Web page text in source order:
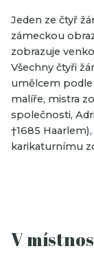
Jeden ze čtyř
zámeckou
zobrazuje
Všechny čtyři
umělcem
malíře, mistra
společnosti,
†1685
karikaturnímu
V